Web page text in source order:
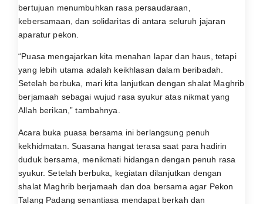
bertujuan menumbuhkan rasa persaudaraan,
kebersamaan, dan solidaritas di antara seluruh jajaran
aparatur pekon.
“Puasa mengajarkan kita menahan lapar dan haus, tetapi
yang lebih utama adalah keikhlasan dalam beribadah.
Setelah berbuka, mari kita lanjutkan dengan shalat Maghrib
berjamaah sebagai wujud rasa syukur atas nikmat yang
Allah berikan,” tambahnya.
Acara buka puasa bersama ini berlangsung penuh
kekhidmatan. Suasana hangat terasa saat para hadirin
duduk bersama, menikmati hidangan dengan penuh rasa
syukur. Setelah berbuka, kegiatan dilanjutkan dengan
shalat Maghrib berjamaah dan doa bersama agar Pekon
Talang Padang senantiasa mendapat berkah dan